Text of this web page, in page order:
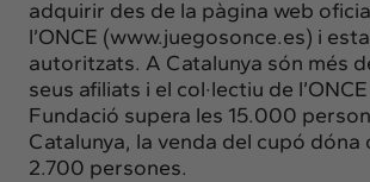
adquirir des de la pàgina web
l’ONCE (www.juegosonce.es) i
autoritzats. A Catalunya són més
seus afiliats i el col·lectiu de
Fundació supera les 15.000
Catalunya, la venda del cupó dóna
2.700 persones.